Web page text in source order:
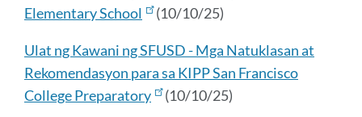
Elementary School
(10/10/25)
Ulat ng Kawani ng SFUSD - Mga Natuklasan at
Rekomendasyon para sa KIPP San Francisco
College Preparatory
(10/10/25)